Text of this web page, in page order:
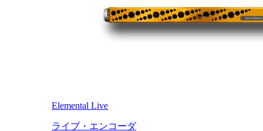
Elemental Live
ライブ・エンコーダ